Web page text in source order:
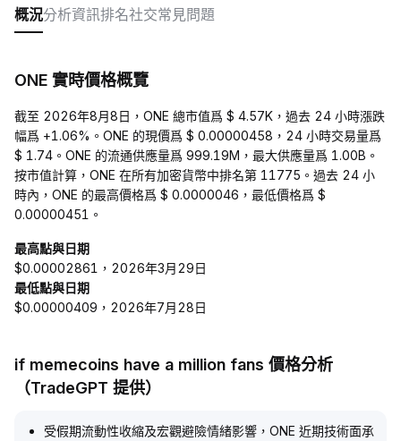
概況分析資訊排名社交常見問題
ONE 實時價格概覽
截至 2026年8月8日，ONE 總市值爲 $ 4.57K，過去 24 小時漲跌
幅爲 +1.06%。ONE 的現價爲 $ 0.00000458，24 小時交易量爲
$ 1.74。ONE 的流通供應量爲 999.19M，最大供應量爲 1.00B。
按市值計算，ONE 在所有加密貨幣中排名第 11775。過去 24 小
時內，ONE 的最高價格爲 $ 0.0000046，最低價格爲 $
0.00000451。
最高點與日期
$0.00002861，2026年3月29日
最低點與日期
$0.00000409，2026年7月28日
if memecoins have a million fans 價格分析
（TradeGPT 提供）
受假期流動性收縮及宏觀避險情緒影響，ONE 近期技術面承